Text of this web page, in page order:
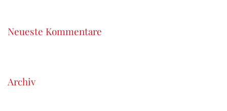
Neueste Kommentare
Archiv